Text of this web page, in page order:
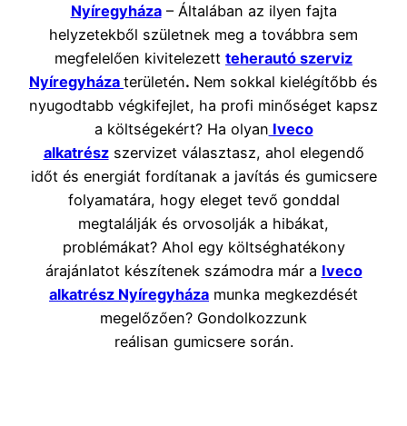
Nyíregyháza– Általában az ilyen fajta
helyzetekből születnek meg a továbbra sem
megfelelően kivitelezett teherautó szerviz
Nyíregyháza területén. Nem sokkal kielégítőbb és
nyugodtabb végkifejlet, ha profi minőséget kapsz
a költségekért? Ha olyan Iveco
alkatrészszervizet választasz, ahol elegendő
időt és energiát fordítanak a javítás és gumicsere
folyamatára, hogy eleget tevő gonddal
megtalálják és orvosolják a hibákat,
problémákat? Ahol egy költséghatékony
árajánlatot készítenek számodra már a Iveco
alkatrész Nyíregyháza munka megkezdését
megelőzően? Gondolkozzunk
reálisan gumicsere során.